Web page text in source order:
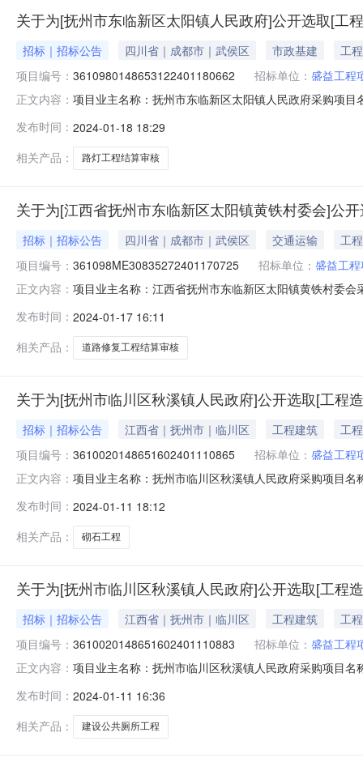
关于为[抚州市东临新区太阳镇人民政府]公开选取[工
招标｜招标公告 四川省｜成都市｜武侯区 市政基建
工程
项目编号： 3610980148653122401180662 招标单位： 盛益工程
正文内容： 项目业主名称：抚州市东临新区太阳镇人民政府采购项
灯工程结算审核洽谈时间：3（个工作日）签订合同时间
限公司,义和伟工程项目管理
发布时间： 2024-01-18 18:29
相关产品：
路灯工程结算审核
关于为[江西省抚州市东临新区太阳镇黄铁村委会]公
招标｜招标公告 四川省｜成都市｜武侯区 交通运输
工程
项目编号： 361098ME30835272401170725 招标单位： 盛益工
正文内容： 项目业主名称：江西省抚州市东临新区太阳镇黄铁村委
太阳镇黄铁村黄铁至西源道路修复工程结算审核洽谈时
直购企业：盛益
发布时间： 2024-01-17 16:11
相关产品：
道路修复工程结算审核
关于为[抚州市临川区秋溪镇人民政府]公开选取[工程
招标｜招标公告 江西省｜抚州市｜临川区 工程建筑
工程
项目编号： 3610020148651602401110865 招标单位： 盛益工程
正文内容： 项目业主名称：抚州市临川区秋溪镇人民政府采购项目
间：15（个工作日）合同备案时间：5（个工作日）资质
有限公司截止报名时间
发布时间： 2024-01-11 18:12
相关产品：
砌石工程
关于为[抚州市临川区秋溪镇人民政府]公开选取[工程
招标｜招标公告 江西省｜抚州市｜临川区 工程建筑
工程
项目编号： 3610020148651602401110883 招标单位： 盛益工程
正文内容： 项目业主名称：抚州市临川区秋溪镇人民政府采购项目
间：15（个工作日）合同备案时间：5（个工作日）资质
有限公司截止报名时间：2
发布时间： 2024-01-11 16:36
相关产品：
建设公共厕所工程